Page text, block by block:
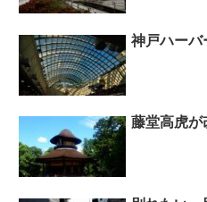
神戸ハーバ
藤堂高虎